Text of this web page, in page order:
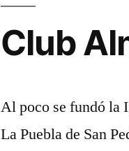
Club
Al poco se fundó la
La Puebla de San